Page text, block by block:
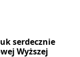
serdecznie
Wyższej